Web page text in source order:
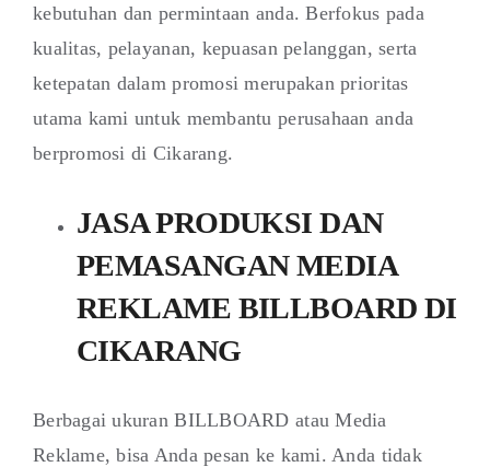
kebutuhan dan permintaan anda. Berfokus pada
kualitas, pelayanan, kepuasan pelanggan, serta
ketepatan dalam promosi merupakan prioritas
utama kami untuk membantu perusahaan anda
berpromosi di Cikarang.
JASA PRODUKSI DAN
PEMASANGAN MEDIA
REKLAME BILLBOARD DI
CIKARANG
Berbagai ukuran BILLBOARD atau Media
Reklame, bisa Anda pesan ke kami. Anda tidak